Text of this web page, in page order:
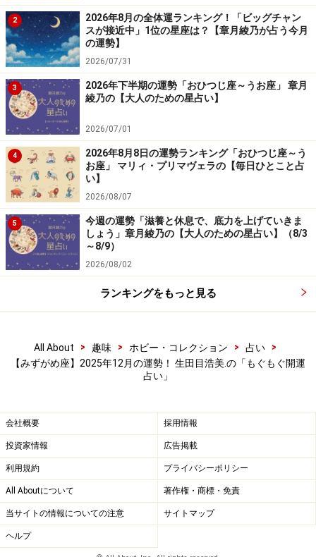
2
2026年8月の全体運ランキング！「ビッグチャン
スが接近中」1位の星座は？【章月綾乃が占う今月
の運勢】
2026/07/31
3
2026年下半期の運勢「おひつじ座～うお座」 章月
綾乃の【大人のための星占い】
2026/07/01
4
2026年8月8日の運勢ランキング「おひつじ座～う
お座」 マリィ・プリマヴェラの【毎日ひとこと占
い】
2026/08/07
5
今週の運勢「滋養と休息で、底力を上げていきま
しょう」章月綾乃の【大人のための星占い】（8/3
～8/9）
2026/08/02
ランキングをもっと見る
All About > 趣味 > ホビー・コレクション > 占い
>
【みずがめ座】2025年12月の運勢！ 生田目浩美.の「もぐもぐ開運
占い」
会社概要 採用情報
投資家情報 広告掲載
利用規約 プライバシーポリシー
All Aboutについて 著作権・商標・免責
当サイトの情報についての注意 サイトマップ
ヘルプ